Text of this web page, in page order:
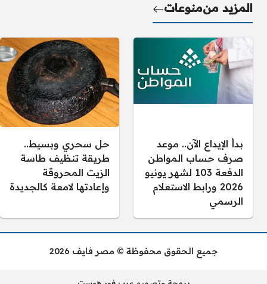
المزيد منمنوعات
بدأ الإيداع الآن.. موعد
صرف حساب المواطن
الدفعة 103 لشهر يونيو
2026 ورابط الاستعلام
الرسمي
حل سحري وبسيط..
طريقة تنظيف طاسة
الزيت المحروقة
وإعادتها لامعة كالجديدة
جميع الحقوق محفوظة © مصر فايف 2026